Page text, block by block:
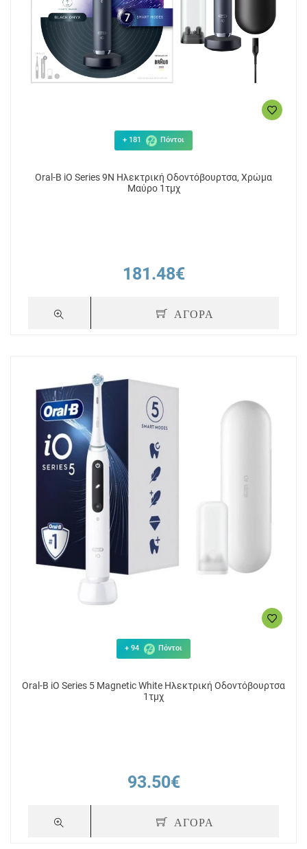
+ 181 Πόντοι
Oral-B iO Series 9N Ηλεκτρική Οδοντόβουρτσα, Χρώμα
Μαύρο 1τμχ
181.48€
ΑΓΟΡΑ
+ 94 Πόντοι
Oral-B iO Series 5 Magnetic White Ηλεκτρική Οδοντόβουρτσα
1τμχ
93.50€
ΑΓΟΡΑ